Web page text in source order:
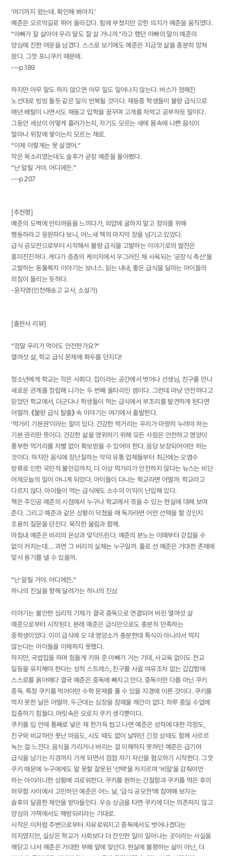
‘여기까지 왔는데. 확인해 봐야지.’
예준은 오르막길로 뛰어 올라갔다. 힘에 부쳤지만 강한 의지가 예준을 움직였다.
“아빠가 잘 살아야 우리 딸도 잘 살 거니까.”라고 했던 아빠의 말이 예준의
양심에 진한 여운을 남겼다. 스스로 보기에도 예준은 지금껏 삶을 충분히 망쳐
왔다. 그깟 포니쿠키 때문에.
---p.189
하지만 아무 말도 하지 않으면 아무 일도 일어나지 않는다. 버스가 정해진
노선대로 빙빙 돌듯 같은 일이 반복될 것이다. 재동중 학생들이 불량 급식으로
매년 배탈이 나면서도 재동고 입학을 꿈꾸며 고개를 처박고 공부하듯 말이다.
그동안 세상이 어떻게 흘러가는지, 자기도 모르는 새에 몸속에 나쁜 음식이
얼마나 위장에 쌓이는지 모르는 채로.
“이제 이렇게는 못 살겠어.”
작은 목소리였는데도 슬후가 곧장 예준을 돌아봤다.
“난 알릴 거야. 어디에든.”
---p.207
[추천평]
예준의 도벽에 안타까움을 느끼다가, 외압에 굴하지 말고 정의를 위해
행동하라고 응원하다 보니, 어느새 책의 마지막 장을 넘기고 있었다.
급식 공모전으로부터 시작해서 불량 급식을 고발하는 이야기로의 발전은
흥미진진하다. 게다가 층층의 케이지에서 우그러진 채 사육되는 ‘공장식 축산’을
고발하는 동물복지 이야기는 보너스. 읽는 내내, 좋은 급식을 달라는 아이들의
외침이 들리는 듯하다.
-윤자영(인천해송고 교사, 소설가)
[출판사 리뷰]
“정말 우리가 먹어도 안전한가요?”
열여섯 살, 학교 급식 문제에 화두를 던지다!
청소년에게 학교는 작은 사회다. 집이라는 공간에서 벗어나 선생님, 친구를 만나
새로운 관계를 정립해 나가는 두 번째 울타리인 셈이다. 그런데 마냥 안전하다고
믿었던 학교에서, 더군다나 학생들이 먹는 급식에서 부조리를 발견하게 된다면
어떨까. 《불량 급식 탈출》 속 이야기는 여기에서 출발한다.
‘먹거리 기본권’이라는 말이 있다. 건강한 먹거리는 우리가 마땅히 누려야 하는
기본 권리란 뜻이다. 건강한 삶을 영위하기 위해 모든 사람은 안전하고 영양이
풍부한 먹거리를 차별 없이 확보받을 수 있어야 한다. 응당 보장되어야만 하는
것이다. 하지만 음식에 장난질하는 악덕 유통 업체들부터 최근에는 오염수
방류로 인한 국민적 불안감까지, 더 이상 먹거리가 안전하지 않다는 뉴스는 비단
어제오늘의 일이 아니게 되었다. 아이들이 다니는 학교라면 어떨까. 학교라고
다르지 않다. 아이들이 먹는 급식에도 소수의 이익이 난입해 있다.
책은 주인공 예준의 시점에서 누구나 학교에서 겪을 수 있는 현실에 대해 보여
준다. 그리고 예준과 같은 상황이 닥쳤을 때 독자라면 어떤 선택을 할 것인지
조용히 질문을 던진다. 묵직한 울림과 함께.
마침내 예준은 비리의 온상과 맞닥뜨린다. 예준의 분노는 이때부터 걷잡을 수
없이 커지는데…. 과연 그 비리의 실체는 누구일까. 홀로 선 예준은 거대한 존재에
맞서 용기를 낼 수 있을까.
“난 알릴 거야. 어디에든.”
하나의 진실을 향해 달려가는 하나의 진심
이야기는 불안한 심리적 기제가 결국 중독으로 연결되어 버린 열여섯 살
예준으로부터 시작된다. 본래 예준은 급식만으로도 충분히 만족하는
중학생이었다. 이미 급식에 오 대 영양소가 충분한데 특식이 아니라서 먹지
않는다는 아이들을 이해하지 못했다.
하지만, 국밥집을 하며 힘들게 키워 준 아빠가 거는 기대, 사교육 없이도 전교
일등을 유지해야 한다는 성적 스트레스, 친구를 사귈 여유조차 없는 갑갑함에
스스로를 옭아매다 결국 예준은 중독에 빠지고 만다. 중독이란 다름 아닌 쿠키
중독. 특정 쿠키를 먹어야만 수학 문제를 풀 수 있을 지경에 이른 것이다. 쿠키를
먹지 못한 날은 어떨까. 두근대는 심장을 잠재울 재간이 없다. 하루 종일 수업에
집중하기 힘들다. 머릿속은 오로지 쿠키 생각뿐이다.
쿠키를 입 안에 통째로 넣은 채 한가득 씹고 나면 예준은 성적에 대한 걱정도,
친구와 비교하던 못난 마음도, 시도 때도 없이 날뛰던 긴장 상태도 함께 사르르
녹는 걸 느낀다. 음식을 가리거나 버리는 걸 이해하지 못하던 예준은 급기야
급식을 남기는 지경까지 가게 되면서 점점 자기 자신을 혐오하기 시작한다. 그깟
쿠키 때문에 누구에게도 말 못할 잘못된 ‘선택’을 저지르며 ‘비밀’을 감춰야만
하는 아이러니한 상황에 괴로워한다. 쿠키를 원하는 간절함과 쿠키를 먹은 후의
허무함 사이에서 고민하던 예준은 어느 날, ‘급식 공모전’에 참여해 보자는
슬후의 달콤한 제안을 받아들인다. 우승 상금을 타면 쿠키에 더는 의존하지 않고
양심의 가책에서도 해방되리라는 기대로.
시작은 이처럼 주변으로부터 자유로워지고 중독에서도 벗어나겠다는
의지였지만, 실상은 학교가 사회보다 더 잔인한 일이 일어나는 곳이라는 사실을
깨닫고 나서 예준은 거대한 부패 앞에 맞선다. 현실에 불평하는 삶이 아닌, 더